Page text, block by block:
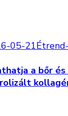
05-21
a bőr